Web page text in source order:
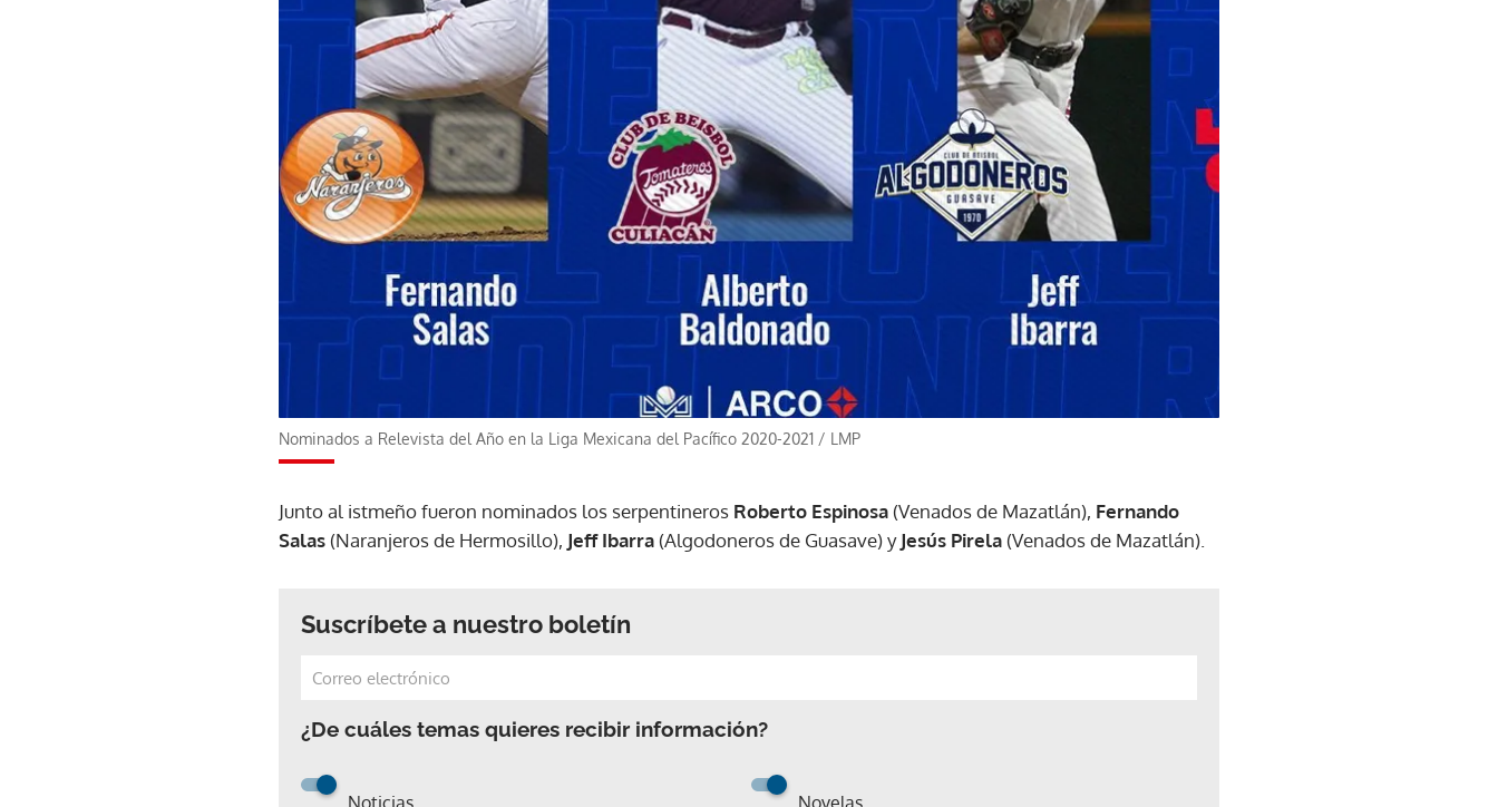
Nominados a Relevista del Año en la Liga Mexicana del Pacífico 2020-2021 / LMP
Junto al istmeño fueron nominados los serpentineros Roberto Espinosa (Venados de Mazatlán), Fernando
Salas (Naranjeros de Hermosillo), Jeff Ibarra (Algodoneros de Guasave) yJesús Pirela (Venados de Mazatlán).
Suscríbete a nuestro boletín
¿De cuáles temas quieres recibir información?
Noticias Novelas
Gracias por suscribirte a nuestro boletín.